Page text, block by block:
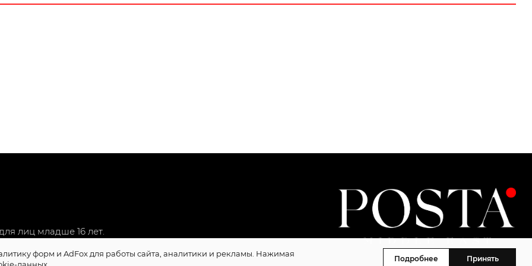
лиц младше 16 лет.
форм и AdFox для работы сайта, аналитики и рекламы. Нажимая
Подробнее Принять